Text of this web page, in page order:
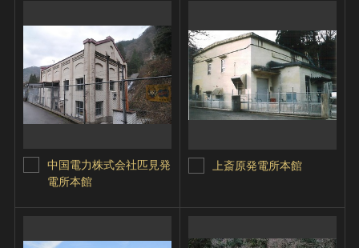
中国電力株式会社匹見発
電所本館
上斎原発電所本館